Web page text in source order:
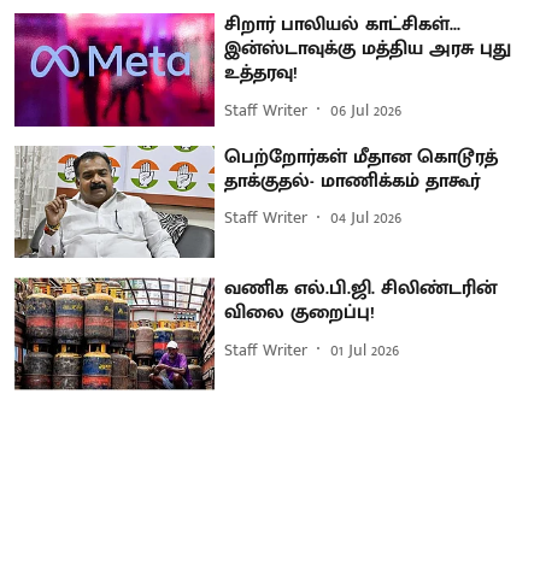
சிறார் பாலியல் காட்சிகள்...
இன்ஸ்டாவுக்கு மத்திய அரசு புது
உத்தரவு!
Staff Writer 06 Jul 2026
பெற்றோர்கள் மீதான கொடூரத்
தாக்குதல்- மாணிக்கம் தாகூர்
Staff Writer 04 Jul 2026
வணிக எல்.பி.ஜி. சிலிண்டரின்
விலை குறைப்பு!
Staff Writer 01 Jul 2026